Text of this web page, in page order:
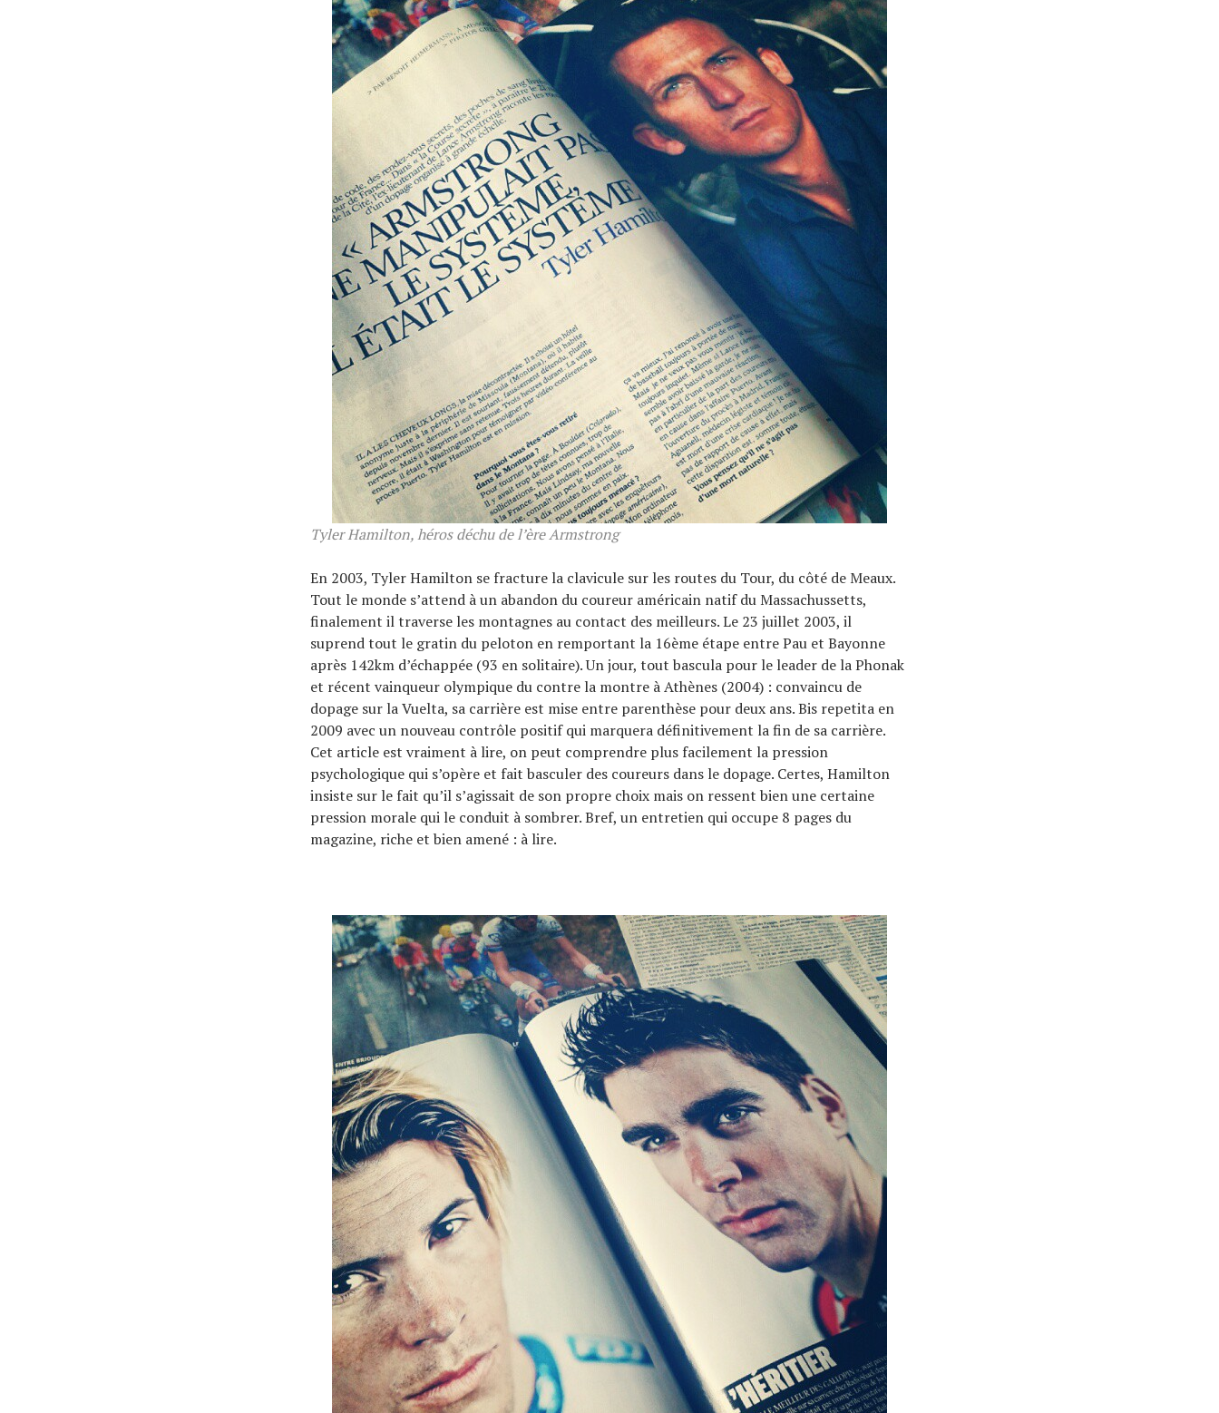
Tyler Hamilton, héros déchu de l’ère Armstrong
En 2003, Tyler Hamilton se fracture la clavicule sur les routes du Tour, du côté de Meaux.
Tout le monde s’attend à un abandon du coureur américain natif du Massachussetts,
finalement il traverse les montagnes au contact des meilleurs. Le 23 juillet 2003, il
suprend tout le gratin du peloton en remportant la 16ème étape entre Pau et Bayonne
après 142km d’échappée (93 en solitaire). Un jour, tout bascula pour le leader de la Phonak
et récent vainqueur olympique du contre la montre à Athènes (2004) : convaincu de
dopage sur la Vuelta, sa carrière est mise entre parenthèse pour deux ans. Bis repetita en
2009 avec un nouveau contrôle positif qui marquera définitivement la fin de sa carrière.
Cet article est vraiment à lire, on peut comprendre plus facilement la pression
psychologique qui s’opère et fait basculer des coureurs dans le dopage. Certes, Hamilton
insiste sur le fait qu’il s’agissait de son propre choix mais on ressent bien une certaine
pression morale qui le conduit à sombrer. Bref, un entretien qui occupe 8 pages du
magazine, riche et bien amené : à lire.